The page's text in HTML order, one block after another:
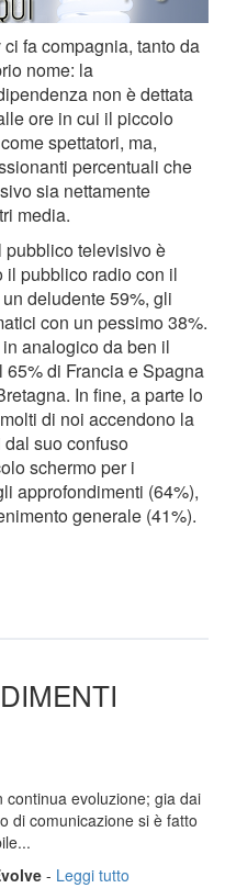
fa compagnia, tanto da
nome: la
non è dettata
ore in cui il piccolo
spettatori, ma,
percentuali che
sia nettamente
media.
pubblico televisivo è
il pubblico radio con il
deludente 59%, gli
con un pessimo 38%.
analogico da ben il
di Francia e Spagna
In fine, a parte lo
di noi accendono la
suo confuso
schermo per i
approfondimenti (64%),
generale (41%).
evoluzione; gia dai
di comunicazione si è fatto
- Leggi tutto